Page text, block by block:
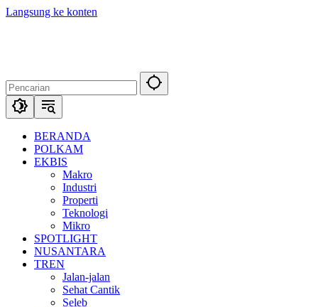
Langsung ke konten
BERANDA
POLKAM
EKBIS
Makro
Industri
Properti
Teknologi
Mikro
SPOTLIGHT
NUSANTARA
TREN
Jalan-jalan
Sehat Cantik
Seleb